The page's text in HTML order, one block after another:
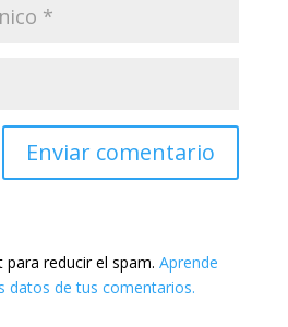
para reducir el spam. Aprende
datos de tus comentarios.